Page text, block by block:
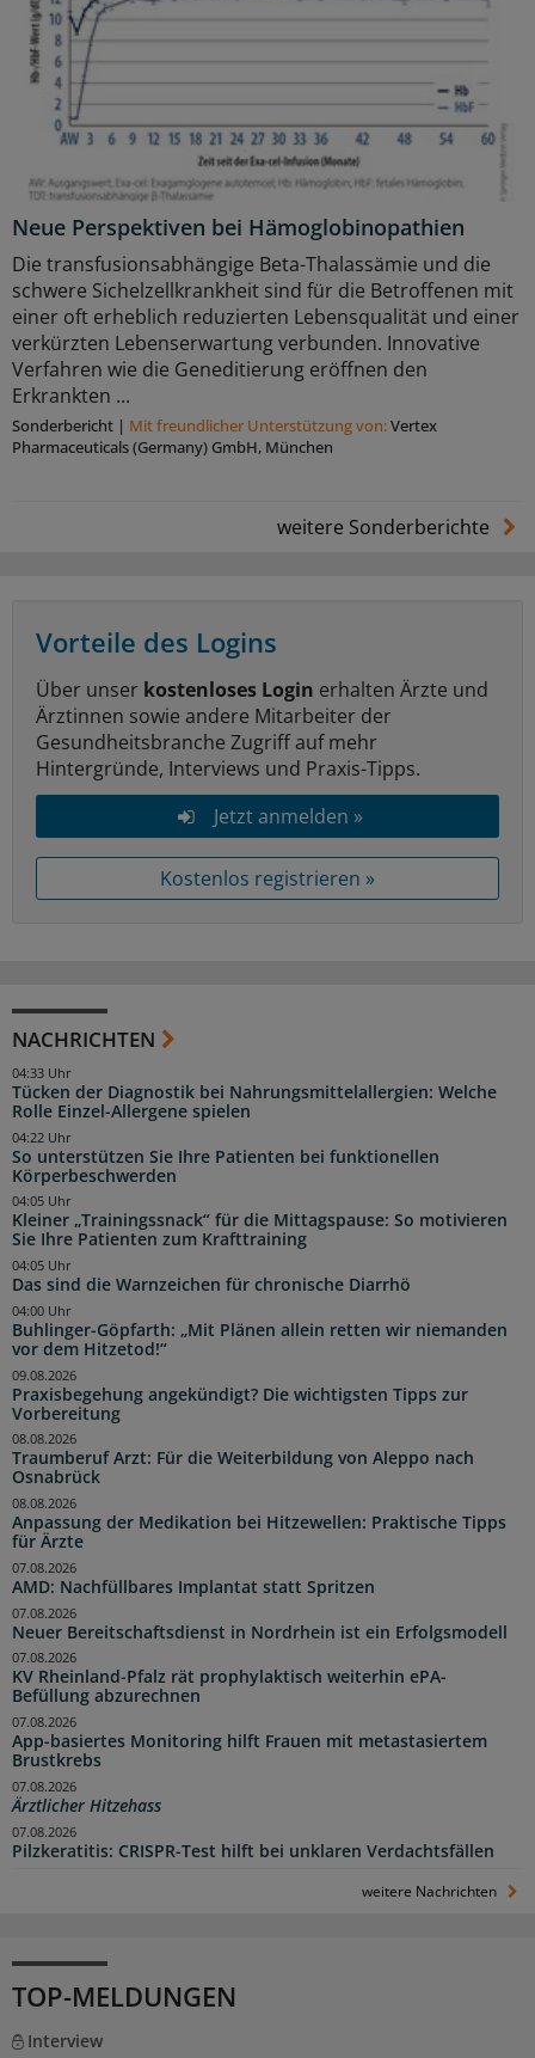
Neue Perspektiven bei Hämoglobinopathien
Die transfusionsabhängige Beta-Thalassämie und die
schwere Sichelzellkrankheit sind für die Betroffenen mit
einer oft erheblich reduzierten Lebensqualität und einer
verkürzten Lebenserwartung verbunden. Innovative
Verfahren wie die Geneditierung eröffnen den
Erkrankten ...
Sonderbericht | Mit freundlicher Unterstützung von:Vertex
Pharmaceuticals (Germany) GmbH, München
weitere Sonderberichte
Vorteile des Logins
Über unser kostenloses Login erhalten Ärzte und
Ärztinnen sowie andere Mitarbeiter der
Gesundheitsbranche Zugriff auf mehr
Hintergründe, Interviews und Praxis-Tipps.
Jetzt anmelden »
Kostenlos registrieren »
NACHRICHTEN
Tücken der Diagnostik bei Nahrungsmittelallergien: Welche
Rolle Einzel-Allergene spielen
04:33 Uhr
So unterstützen Sie Ihre Patienten bei funktionellen
Körperbeschwerden
04:22 Uhr
Kleiner „Trainingssnack“ für die Mittagspause: So motivieren
Sie Ihre Patienten zum Krafttraining
04:05 Uhr
Das sind die Warnzeichen für chronische Diarrhö
04:05 Uhr
Buhlinger-Göpfarth: „Mit Plänen allein retten wir niemanden
vor dem Hitzetod!“
04:00 Uhr
Praxisbegehung angekündigt? Die wichtigsten Tipps zur
Vorbereitung
09.08.2026
Traumberuf Arzt: Für die Weiterbildung von Aleppo nach
Osnabrück
08.08.2026
Anpassung der Medikation bei Hitzewellen: Praktische Tipps
für Ärzte
08.08.2026
AMD: Nachfüllbares Implantat statt Spritzen
07.08.2026
Neuer Bereitschaftsdienst in Nordrhein ist ein Erfolgsmodell
07.08.2026
KV Rheinland-Pfalz rät prophylaktisch weiterhin ePA-
Befüllung abzurechnen
07.08.2026
App-basiertes Monitoring hilft Frauen mit metastasiertem
Brustkrebs
07.08.2026
Ärztlicher Hitzehass
07.08.2026
Pilzkeratitis: CRISPR-Test hilft bei unklaren Verdachtsfällen
07.08.2026
weitere Nachrichten
TOP-MELDUNGEN
Interview